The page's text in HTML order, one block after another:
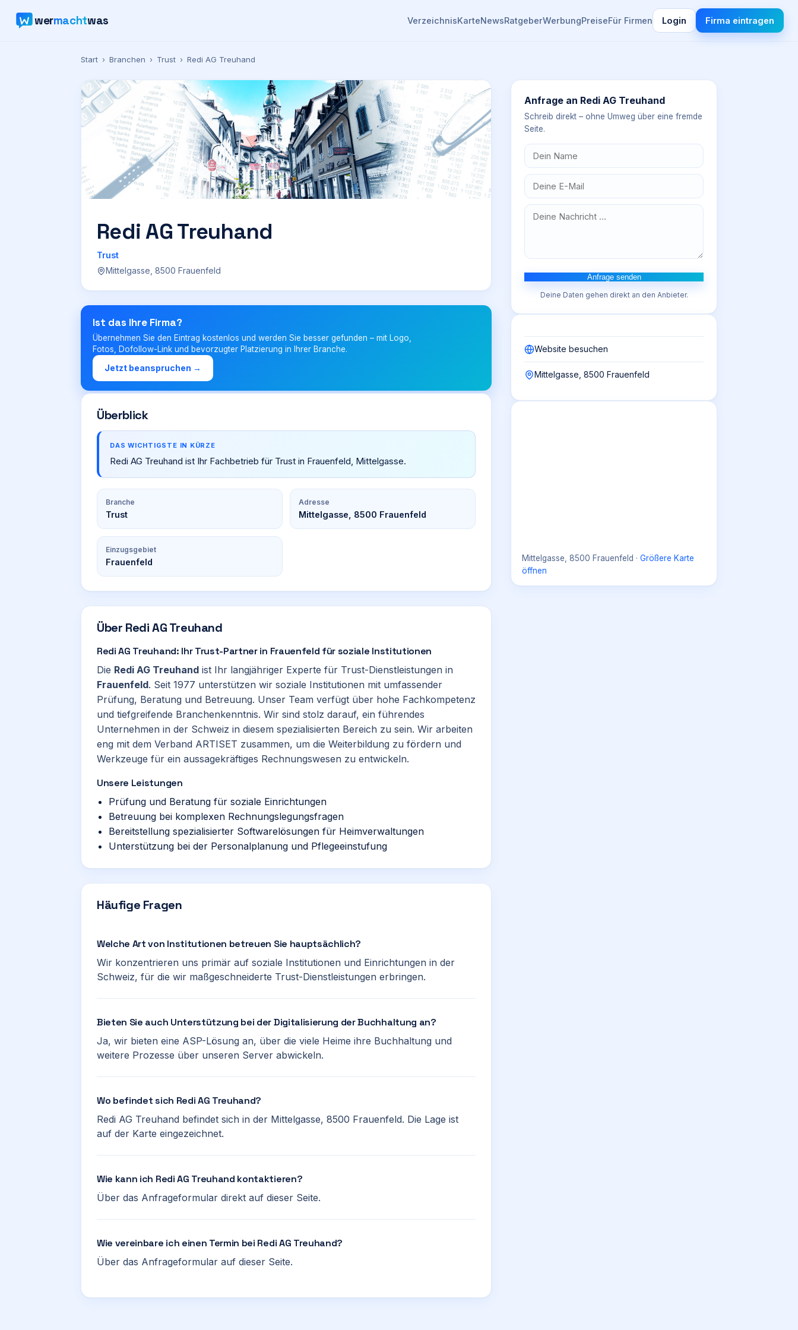
wermachtwas VerzeichnisKarteNewsRatgeberWerbungPreiseFür Firmen Login Firma eintragen
Start › Branchen › Trust › Redi AG Treuhand
Redi AG Treuhand
Trust
Mittelgasse, 8500 Frauenfeld
Ist das Ihre Firma?
Übernehmen Sie den Eintrag kostenlos und werden Sie besser gefunden – mit Logo,
Fotos, Dofollow-Link und bevorzugter Platzierung in Ihrer Branche.
Jetzt beanspruchen →
Überblick
DAS WICHTIGSTE IN KÜRZE
Redi AG Treuhand ist Ihr Fachbetrieb für Trust in Frauenfeld, Mittelgasse.
Branche
Trust
Adresse
Mittelgasse, 8500 Frauenfeld
Einzugsgebiet
Frauenfeld
Über Redi AG Treuhand
Redi AG Treuhand: Ihr Trust-Partner in Frauenfeld für soziale Institutionen
Die Redi AG Treuhand ist Ihr langjähriger Experte für Trust-Dienstleistungen in
Frauenfeld. Seit 1977 unterstützen wir soziale Institutionen mit umfassender
Prüfung, Beratung und Betreuung. Unser Team verfügt über hohe Fachkompetenz
und tiefgreifende Branchenkenntnis. Wir sind stolz darauf, ein führendes
Unternehmen in der Schweiz in diesem spezialisierten Bereich zu sein. Wir arbeiten
eng mit dem Verband ARTISET zusammen, um die Weiterbildung zu fördern und
Werkzeuge für ein aussagekräftiges Rechnungswesen zu entwickeln.
Unsere Leistungen
Prüfung und Beratung für soziale Einrichtungen
Betreuung bei komplexen Rechnungslegungsfragen
Bereitstellung spezialisierter Softwarelösungen für Heimverwaltungen
Unterstützung bei der Personalplanung und Pflegeeinstufung
Häufige Fragen
Welche Art von Institutionen betreuen Sie hauptsächlich?
Wir konzentrieren uns primär auf soziale Institutionen und Einrichtungen in der
Schweiz, für die wir maßgeschneiderte Trust-Dienstleistungen erbringen.
Bieten Sie auch Unterstützung bei der Digitalisierung der Buchhaltung an?
Ja, wir bieten eine ASP-Lösung an, über die viele Heime ihre Buchhaltung und
weitere Prozesse über unseren Server abwickeln.
Wo befindet sich Redi AG Treuhand?
Redi AG Treuhand befindet sich in der Mittelgasse, 8500 Frauenfeld. Die Lage ist
auf der Karte eingezeichnet.
Wie kann ich Redi AG Treuhand kontaktieren?
Über das Anfrageformular direkt auf dieser Seite.
Wie vereinbare ich einen Termin bei Redi AG Treuhand?
Über das Anfrageformular auf dieser Seite.
Anfrage an Redi AG Treuhand
Schreib direkt – ohne Umweg über eine fremde
Seite.
Anfrage senden
Deine Daten gehen direkt an den Anbieter.
Website besuchen
Mittelgasse, 8500 Frauenfeld
Mittelgasse, 8500 Frauenfeld · Größere Karte
öffnen